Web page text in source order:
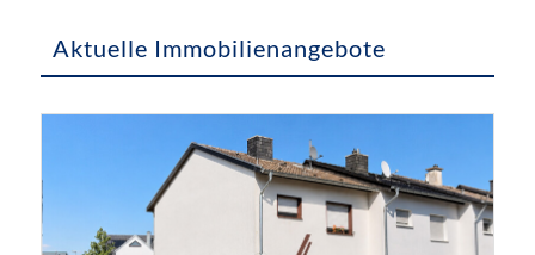
Aktuelle Immobilienangebote